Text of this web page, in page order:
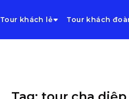
Tour khách lẻ Tour khách